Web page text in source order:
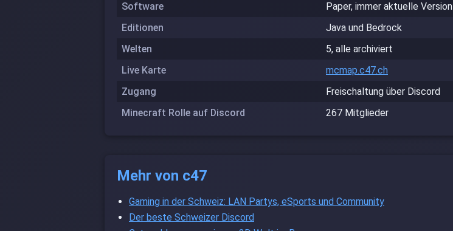
Software
Paper, immer aktuelle Version
Editionen
Java und Bedrock
Welten
5, alle archiviert
Live Karte
mcmap.c47.ch
Zugang
Freischaltung über Discord
Minecraft Rolle auf Discord
267 Mitglieder
Mehr von c47
Gaming in der Schweiz: LAN Partys, eSports und Community
Der beste Schweizer Discord